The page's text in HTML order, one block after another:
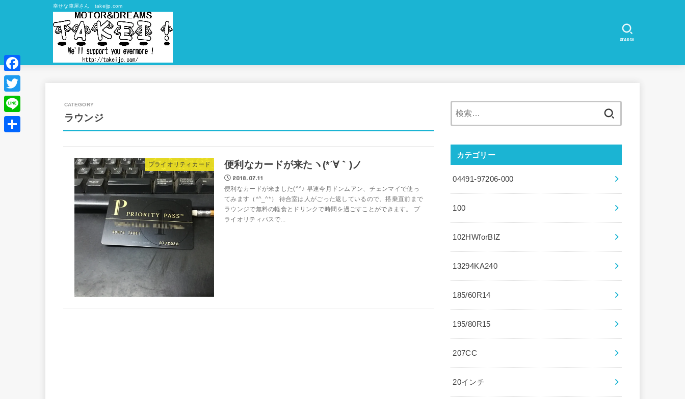
幸せな車屋さん takeijp.com
SEARCH
ラウンジ
プライオリティカード 便利なカードが来たヽ(*´∀｀)ノ
2018.07.11
便利なカードが来ました(^^♪ 早速今月ドンムアン、チェンマイで使っ
てみます（*^_^*） 待合室は人がごった返しているので、搭乗直前まで
ラウンジで無料の軽食とドリンクで時間を過ごすことができます。 プ
ライオリティパスで...
カテゴリー
04491-97206-000
100
102HWforBIZ
13294KA240
185/60R14
195/80R15
207CC
20インチ
Facebook
Twitter
Line